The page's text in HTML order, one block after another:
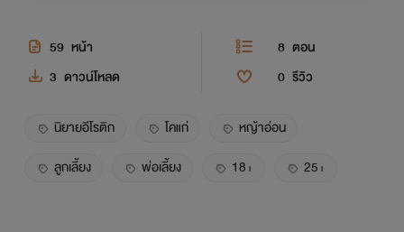
59 หน้า 8 ตอน
3 ดาวน์โหลด 0 รีวิว
นิยายอีโรติก โคแก่
หญ้าอ่อน
ลูกเลี้ยง
พ่อเลี้ยง 18+ 25+